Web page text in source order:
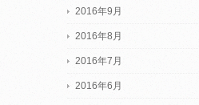
2016年9月
2016年8月
2016年7月
2016年6月